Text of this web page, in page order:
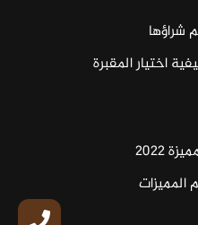
شراؤها
محافظة القاهرة 2025 وكيفية اختيار المقبرة
2022
الجيزة 2022 وأهم المميزات